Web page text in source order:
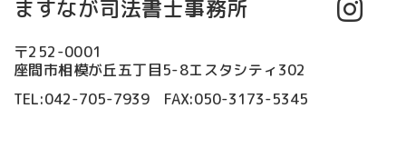
ますなが司法書士事務所
〒252-0001
座間市相模が丘五丁目5-8エスタシティ302
TEL:042-705-7939 FAX:050-3173-5345